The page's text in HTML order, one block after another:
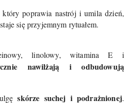
który poprawia nastrój i umila dzień,
się przyjemnym rytuałem.
linolowy, witamina E i
nawilżają i odbudowują
skórze suchej i podrażnionej.